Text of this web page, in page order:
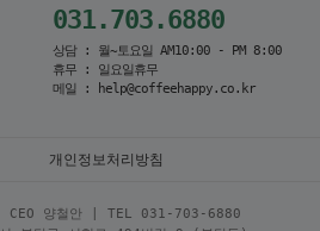
031.703.6880
상담 : 월~토요일 AM10:00 - PM 8:00
휴무 : 일요일휴무
메일 : help@coffeehappy.co.kr
개인정보처리방침
| CEO 양철안 | TEL
031-703-6880